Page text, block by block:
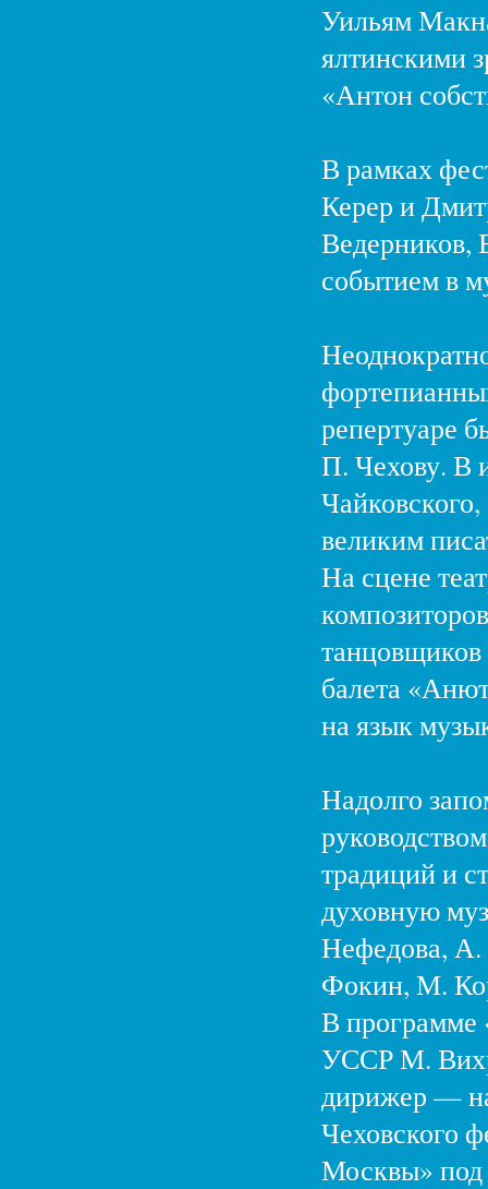
Уильям
ялтинскими
«Антон
В рамках
Керер и
Ведерников,
событием в
репертуаре
П. Чехову. В
великим
На сцене
балета
на язык
Надолго
традиций и
духовную
Нефедова,
Фокин, М.
В программе
УССР М.
дирижер —
Чеховского
Москвы» под